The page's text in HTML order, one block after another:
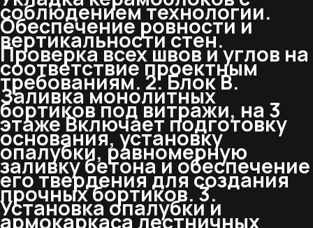
соблюдением технологии.
Обеспечение ровности и
вертикальности стен.
Проверка всех швов и углов на
соответствие проектным
требованиям. 2. Блок В.
Заливка монолитных
бортиков под витражи, на 3
этаже Включает подготовку
основания, установку
опалубки, равномерную
заливку бетона и обеспечение
его твердения для создания
прочных бортиков. 3.
Установка опалубки и
армокаркаса лестничных